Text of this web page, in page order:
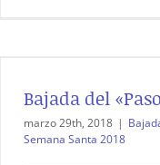
Bajada del
marzo 29th, 2018 |
Semana Santa 2018